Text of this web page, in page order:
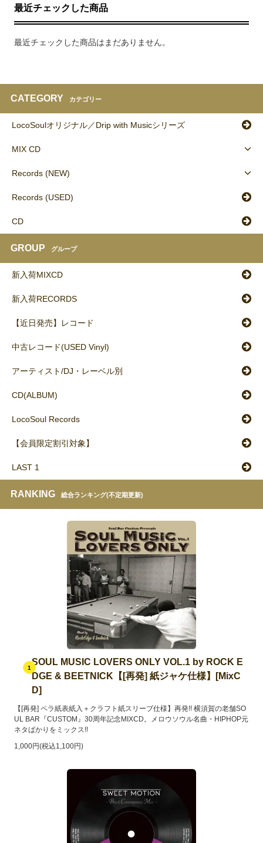
最近チェックした商品
最近チェックした商品はまだありません。
CATEGORY カテゴリー
LocoSoulオリジナル／Drip with Musicシリーズ
MIX CD
Records (NEW)
Records (USED)
CD
GROUP グループ
新入荷MIXCD
新入荷RECORDS
【近日発売】レコード
中古レコード(USED Vinyl)
アーティスト/DJ・レーベル別
CD(ALBUM)
LocoSoul Records
【会員限定割引対象】
LAST 1
RANKING 総合ランキング(不定期更新)
1
SOUL MUSIC LOVERS ONLY VOL.1 by ROCK E
DGE & BEETNICK【[再発] 紙ジャケ仕様】[MixC
D]
【[再発] ペラ紙表紙入＋クラフト紙スリーブ仕様】再発!! 横須賀の老舗SO
UL BAR『CUSTOM』30周年記念MIXCD。メロウソウル名曲・HIPHOP元
ネタばかりをミックス!!
1,000円(税込1,100円)